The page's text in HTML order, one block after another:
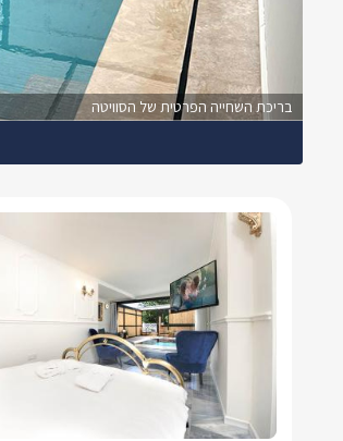
בריכת השחייה הפרטית של הסוויטה